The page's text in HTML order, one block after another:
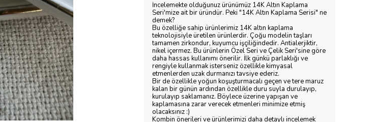
İncelemekte olduğunuz ürünümüz 14K Altın Kaplama
Seri'mize ait bir üründür. Peki "14K Altın Kaplama Serisi" ne
demek?
Bu özelliğe sahip ürünlerimiz 14K altın kaplama
teknolojisiyle üretilen ürünlerdir. Çoğu modelin taşları
tamamen zirkondur, kuyumcu işçiliğindedir. Antialerjiktir,
nikel içermez. Bu ürünlerin Özel Seri ve Çelik Seri'sine göre
daha hassas kullanımı önerilir. İlk günkü parlaklığı ve
rengiyle kullanmak isterseniz özellikle kimyasal
etmenlerden uzak durmanızı tavsiye ederiz.
Bir de özellikle yoğun koşuşturmacalı geçen ve tere maruz
kalan bir günün ardından özellikle duru suyla durulayıp,
kurulayıp saklamanız. Böylece üzerine yapışan ve
kaplamasına zarar verecek etmenleri minimize etmiş
olacaksınız :)
Kombin önerileri ve ürünlerimizi daha detaylı incelemek